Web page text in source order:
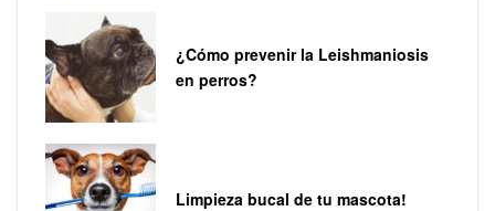
¿Cómo prevenir la Leishmaniosis
en perros?
Limpieza bucal de tu mascota!